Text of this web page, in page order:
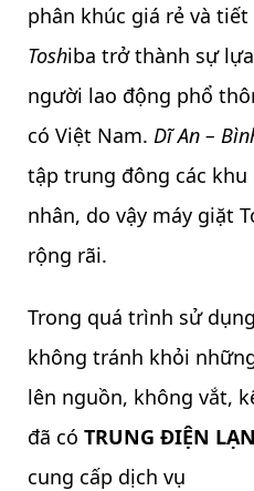
phân khúc giá rẻ và
Toshiba trở thành sự
người lao động phổ
có Việt Nam. Dĩ An –
tập trung đông các
nhân, do vậy máy giặt
rộng rãi.
Trong quá trình sử
không tránh khỏi
lên nguồn, không vắt,
đã cóTRUNG ĐIỆN
cung cấp dịch vụ